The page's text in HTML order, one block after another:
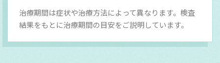
治療期間は症状や治療方法によって異なります。検査
結果をもとに治療期間の目安をご説明しています。